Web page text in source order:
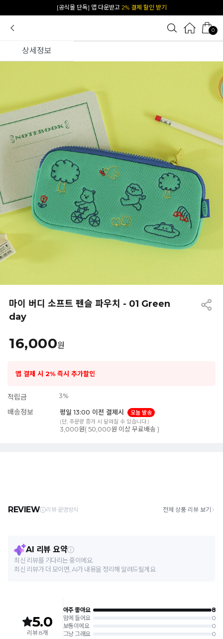
카카오 플친 추가하면1천원 즉시 할인 쿠폰
0
상세정보
마이 버디 소프트 펜슬 파우치 - 01 Green
day
16,000원
앱 결제 시 2% 즉시 추가할인
적립금 3%
배송정보 평일 13:00 이전 결제시
오늘 발송
(단, 주문량 증가 시 달라질 수 있습니다.)
3,000원( 50,000원 이상 무료배송 )